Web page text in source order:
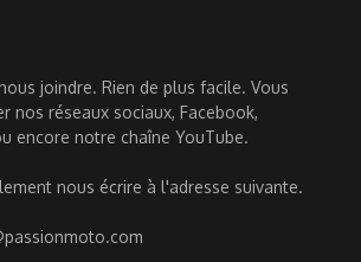
joindre. Rien de plus facile. Vous
nos réseaux sociaux, Facebook,
encore notre chaîne YouTube.
nous écrire à l'adresse suivante.